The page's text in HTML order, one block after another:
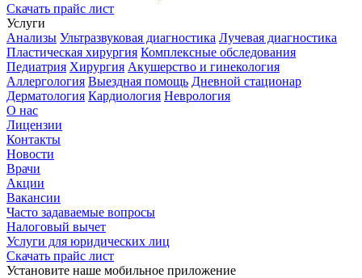
Скачать прайс лист
Услуги
Анализы Ультразвуковая диагностика Лучевая диагностика
Пластическая хирургия Комплексные обследования
Педиатрия Хирургия Акушерство и гинекология
Аллергология Выездная помощь Дневной стационар
Дерматология Кардиология Неврология
О нас
Лицензии
Контакты
Новости
Врачи
Акции
Вакансии
Часто задаваемые вопросы
Налоговый вычет
Услуги для юридических лиц
Скачать прайс лист
Установите наше мобильное приложение